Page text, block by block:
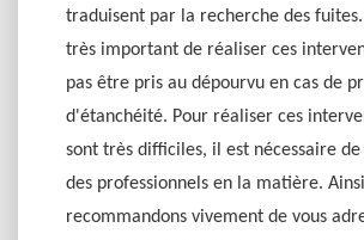
traduisent par la recherche des
très important de réaliser ces
pas être pris au dépourvu en cas de
d'étanchéité. Pour réaliser ces
sont très difficiles, il est nécessaire
des professionnels en la matière.
recommandons vivement de vous